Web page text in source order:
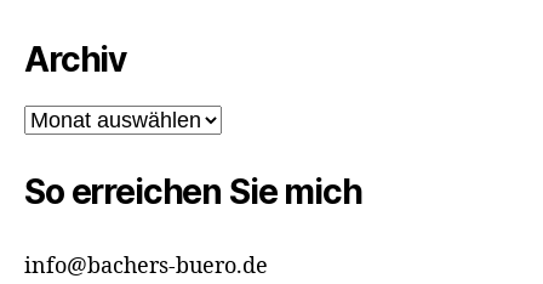
Archiv
Archiv
So erreichen Sie mich
info@bachers-buero.de